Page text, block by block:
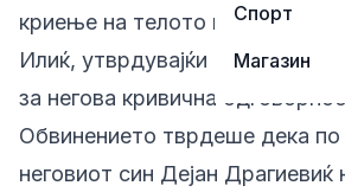
Спорт
Магазин
криење на телото на
Илиќ, утврдувајќи дека нема
за негова кривична
Обвинението тврдеше дека по
неговиот син Дејан Драгиевиќ